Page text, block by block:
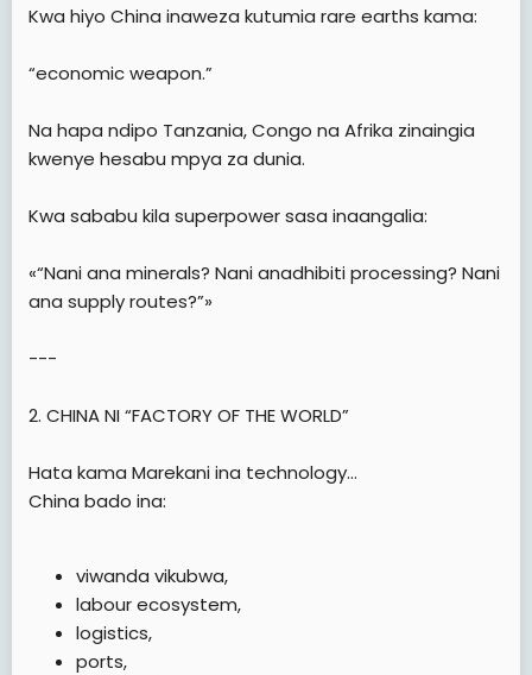
Kwa hiyo China inaweza kutumia rare earths kama:
“economic weapon.”
Na hapa ndipo Tanzania, Congo na Afrika zinaingia
kwenye hesabu mpya za dunia.
Kwa sababu kila superpower sasa inaangalia:
«“Nani ana minerals? Nani anadhibiti processing? Nani
ana supply routes?”»
---
2. CHINA NI “FACTORY OF THE WORLD”
Hata kama Marekani ina technology…
China bado ina:
viwanda vikubwa,
labour ecosystem,
logistics,
ports,